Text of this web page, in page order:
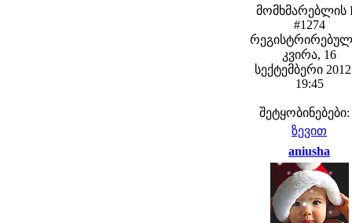
მომხმარებლის
#1274
კვირა, 16
სექტემბერი
19:45
შეტყობინებები:
ზევით
aniusha